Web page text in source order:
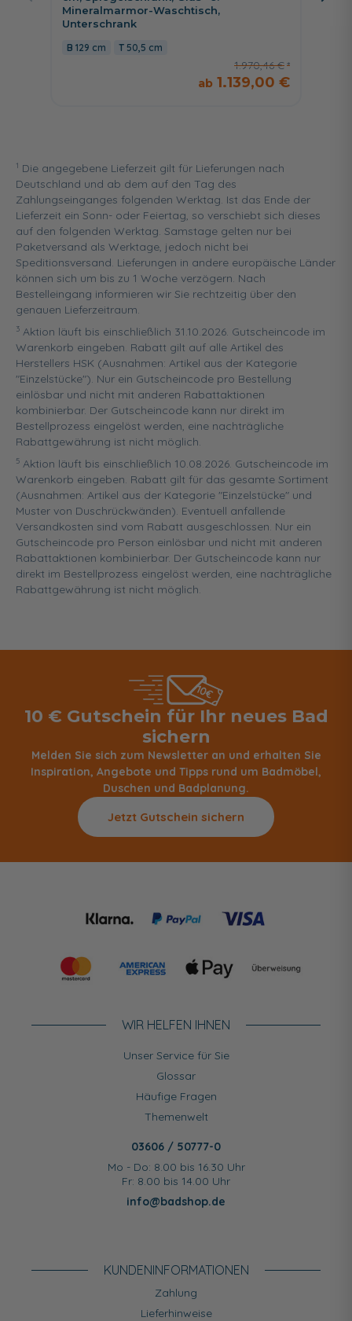
Mineralmarmor-Waschtisch,
Unterschrank
129 cm 50,5 cm
1.970,46 €
1.139,00 €
1 Die angegebene Lieferzeit gilt für Lieferungen nach
Deutschland und ab dem auf den Tag des
Zahlungseinganges folgenden Werktag. Ist das Ende der
Lieferzeit ein Sonn- oder Feiertag, so verschiebt sich dieses
auf den folgenden Werktag. Samstage gelten nur bei
Paketversand als Werktage, jedoch nicht bei
Speditionsversand. Lieferungen in andere europäische Länder
können sich um bis zu 1 Woche verzögern. Nach
Bestelleingang informieren wir Sie rechtzeitig über den
genauen Lieferzeitraum.
3 Aktion läuft bis einschließlich 31.10.2026. Gutscheincode im
Warenkorb eingeben. Rabatt gilt auf alle Artikel des
Herstellers HSK (Ausnahmen: Artikel aus der Kategorie
"Einzelstücke"). Nur ein Gutscheincode pro Bestellung
einlösbar und nicht mit anderen Rabattaktionen
kombinierbar. Der Gutscheincode kann nur direkt im
Bestellprozess eingelöst werden, eine nachträgliche
Rabattgewährung ist nicht möglich.
5 Aktion läuft bis einschließlich 10.08.2026. Gutscheincode im
Warenkorb eingeben. Rabatt gilt für das gesamte Sortiment
(Ausnahmen: Artikel aus der Kategorie "Einzelstücke" und
Muster von Duschrückwänden). Eventuell anfallende
Versandkosten sind vom Rabatt ausgeschlossen. Nur ein
Gutscheincode pro Person einlösbar und nicht mit anderen
Rabattaktionen kombinierbar. Der Gutscheincode kann nur
direkt im Bestellprozess eingelöst werden, eine nachträgliche
Rabattgewährung ist nicht möglich.
10 € Gutschein für Ihr neues Bad
sichern
Melden Sie sich zum Newsletter an und erhalten Sie
Inspiration, Angebote und Tipps rund um Badmöbel,
Duschen und Badplanung.
Jetzt Gutschein sichern
WIR HELFEN IHNEN
Unser Service für Sie
Glossar
Häufige Fragen
Themenwelt
03606 / 50777-0
Mo - Do: 8.00 bis 16.30 Uhr
Fr: 8.00 bis 14.00 Uhr
info@badshop.de
KUNDEN­INFORMATIONEN
Zahlung
Lieferhinweise